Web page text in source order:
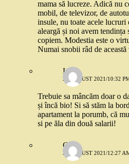
mama să lucreze. Adică nu
mobil, de televizor, de
insule, nu toate acele lucruri
aleargă și noi avem tendința
copiem. Modestia este o
Numai snobii râd de această
Lia
21 AUGUST 2021/10:32
Trebuie sa mâncăm doar o
și încă bio! Si să stăm la
apartament la porumb, că
si pe ăla din două salarii!
Cora
22 AUGUST 2021/12:27